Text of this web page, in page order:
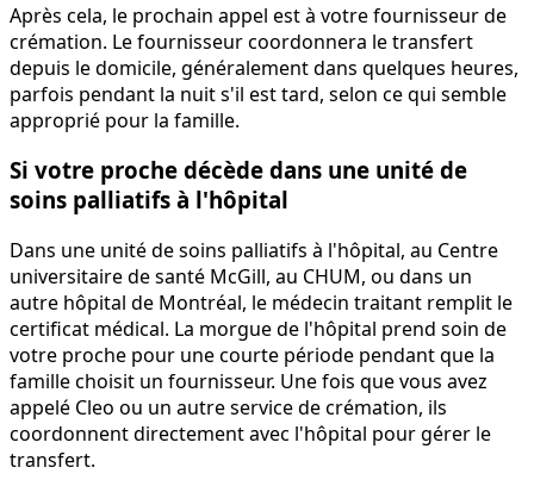
Après cela, le prochain appel est à votre fournisseur de
crémation. Le fournisseur coordonnera le transfert
depuis le domicile, généralement dans quelques heures,
parfois pendant la nuit s'il est tard, selon ce qui semble
approprié pour la famille.
Si votre proche décède dans une unité de
soins palliatifs à l'hôpital
Dans une unité de soins palliatifs à l'hôpital, au Centre
universitaire de santé McGill, au CHUM, ou dans un
autre hôpital de Montréal, le médecin traitant remplit le
certificat médical. La morgue de l'hôpital prend soin de
votre proche pour une courte période pendant que la
famille choisit un fournisseur. Une fois que vous avez
appelé Cleo ou un autre service de crémation, ils
coordonnent directement avec l'hôpital pour gérer le
transfert.